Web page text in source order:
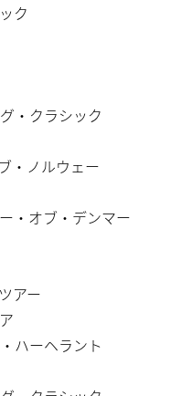
ク
・クラシック
・ノルウェー
・オブ・デンマー
アー
ハーヘラント